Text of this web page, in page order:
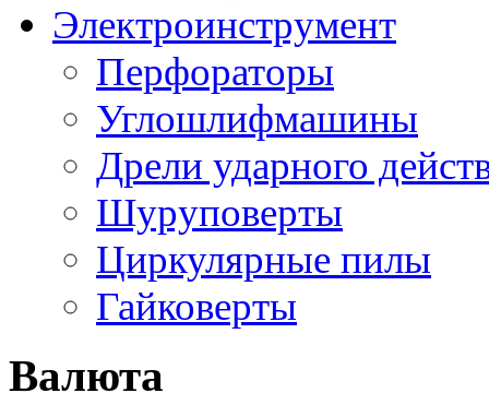
Электроинструмент
Перфораторы
Углошлифмашины
Дрели ударного
Шуруповерты
Циркулярные пилы
Гайковерты
Валюта